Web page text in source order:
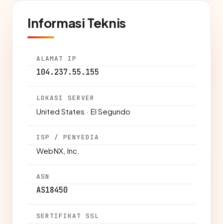
Informasi Teknis
ALAMAT IP
104.237.55.155
LOKASI SERVER
United States · El Segundo
ISP / PENYEDIA
WebNX, Inc.
ASN
AS18450
SERTIFIKAT SSL